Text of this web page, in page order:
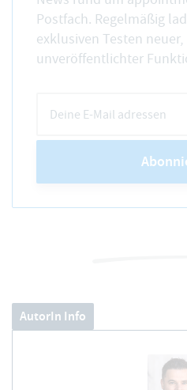
Postfach. Regelmäßig
exklusiven Testen
unveröffentlichter
AutorIn Info